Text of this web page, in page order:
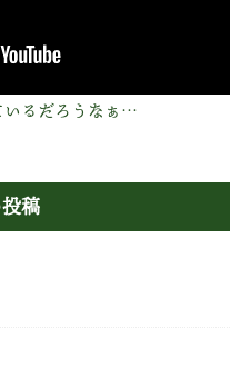
いるだろうなぁ…
稿